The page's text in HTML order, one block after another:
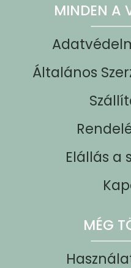
MINDEN A
Általános
Elállás a
MÉG